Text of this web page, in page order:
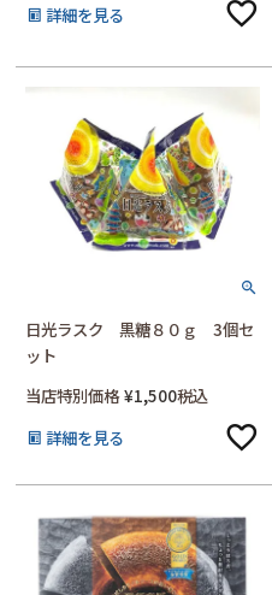
詳細を見る
日光ラスク 黒糖８０ｇ 3個セ
ット
当店特別価格 ¥1,500税込
詳細を見る